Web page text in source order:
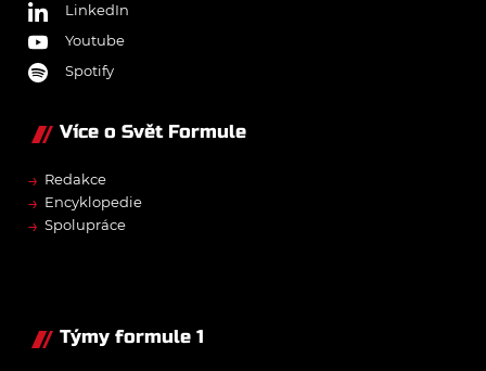
LinkedIn
Youtube
Spotify
Více o Svět Formule
→ Redakce
→ Encyklopedie
→ Spolupráce
Týmy formule 1